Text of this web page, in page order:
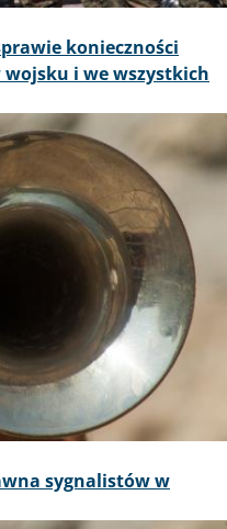
konieczności
i we wszystkich
sygnalistów w